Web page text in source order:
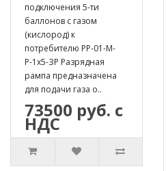
подключения 5-ти
баллонов с газом
(кислород) к
потребителю РР-01-М-
Р-1х5-ЗР Разрядная
рампа предназначена
для подачи газа о..
73500 руб. с
НДС